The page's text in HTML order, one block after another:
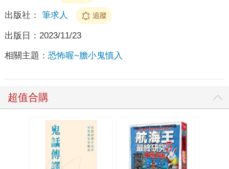
出版社： 筆求人 追蹤
出版日： 2023/11/23
相關主題： 恐怖喔~膽小鬼慎入
超值合購